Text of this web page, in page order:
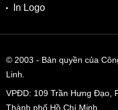
In Logo
© 2003 - Bản quyền của
Linh.
VPĐD: 109 Trần Hưng Đạo,
Thành phố Hồ Chí Minh